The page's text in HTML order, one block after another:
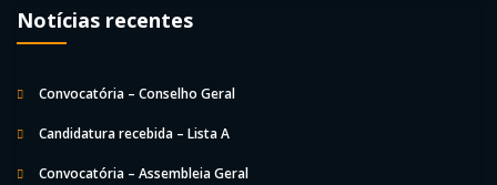
Notícias recentes
Convocatória – Conselho Geral
Candidatura recebida – Lista A
Convocatória – Assembleia Geral